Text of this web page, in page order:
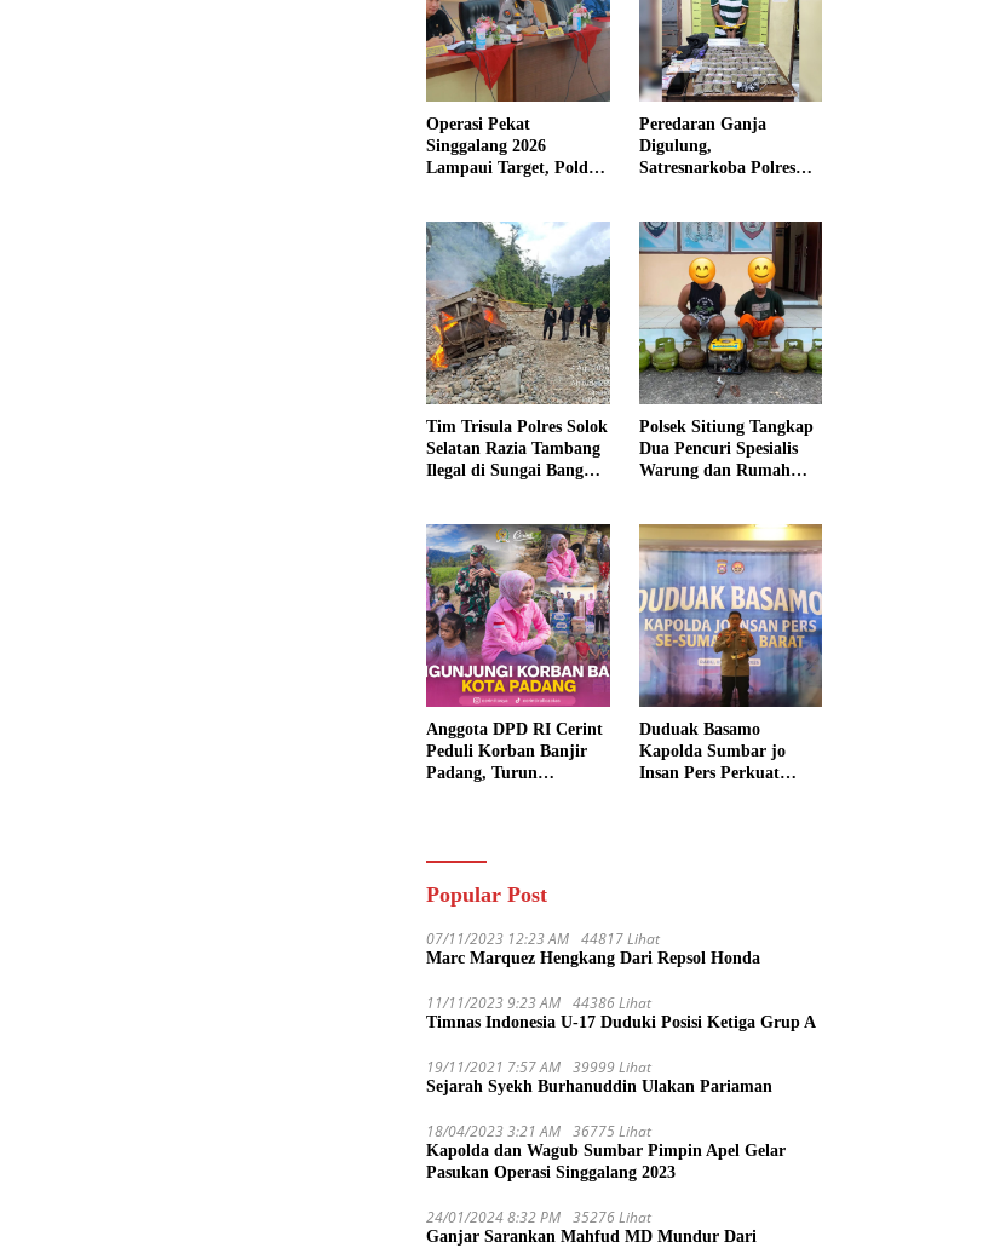
Operasi Pekat
Singgalang 2026
Lampaui Target, Polda
Kriminal
Peredaran Ganja
Digulung,
Satresnarkoba Polres
Siap Edar di Tanah
Datar
Tim Trisula Polres Solok
Selatan Razia Tambang
Ilegal di Sungai Bangko,
Polsek Sitiung Tangkap
Dua Pencuri Spesialis
Warung dan Rumah
Anggota DPD RI Cerint
Peduli Korban Banjir
Padang, Turun
Duduak Basamo
Kapolda Sumbar jo
Insan Pers Perkuat
Popular Post
07/11/2023 12:23 AM 44817 Lihat
Marc Marquez Hengkang Dari Repsol Honda
11/11/2023 9:23 AM 44386 Lihat
Timnas Indonesia U-17 Duduki Posisi Ketiga Grup A
19/11/2021 7:57 AM 39999 Lihat
Sejarah Syekh Burhanuddin Ulakan Pariaman
18/04/2023 3:21 AM 36775 Lihat
Kapolda dan Wagub Sumbar Pimpin Apel Gelar
Pasukan Operasi Singgalang 2023
24/01/2024 8:32 PM 35276 Lihat
Ganjar Sarankan Mahfud MD Mundur Dari